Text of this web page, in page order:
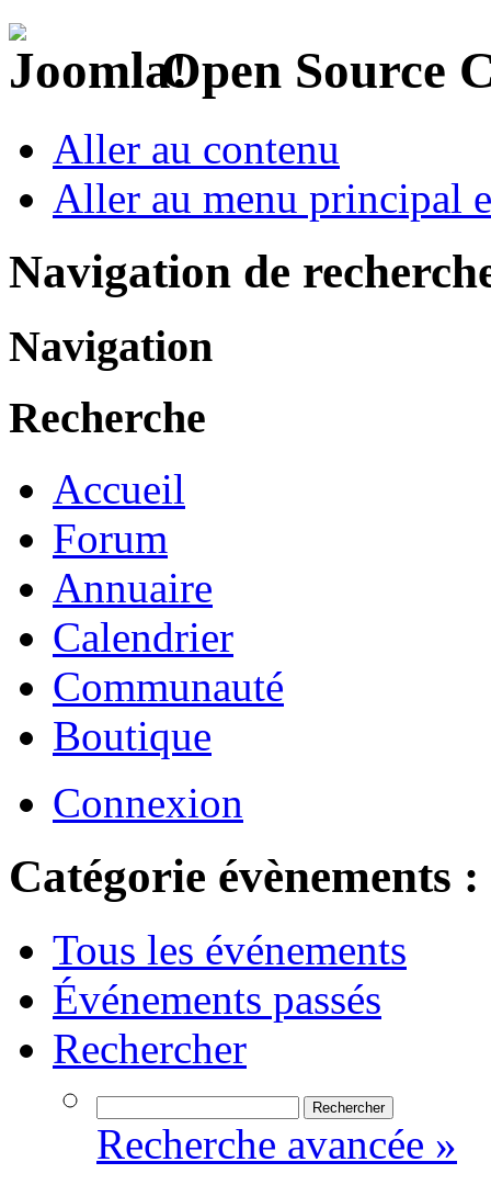
Open Source
Aller au contenu
Aller au menu principal
Navigation de
Navigation
Recherche
Accueil
Forum
Annuaire
Calendrier
Communauté
Boutique
Connexion
Catégorie évènements
Tous les événements
Événements passés
Rechercher
Recherche avancée »